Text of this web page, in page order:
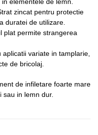
elementele de lemn.
zincat pentru protectie
duratei de utilizare.
plat permite strangerea
aplicatii variate in tamplarie,
de bricolaj.
de infiletare foarte mare
in lemn dur.